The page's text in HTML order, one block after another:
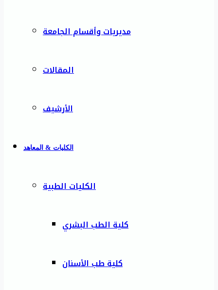
مديريات وأقسام الجامعة
المقالات
الأرشيف
الكليات & المعاهد
الكليات الطبية
كلية الطب البشري
كلية طب الأسنان